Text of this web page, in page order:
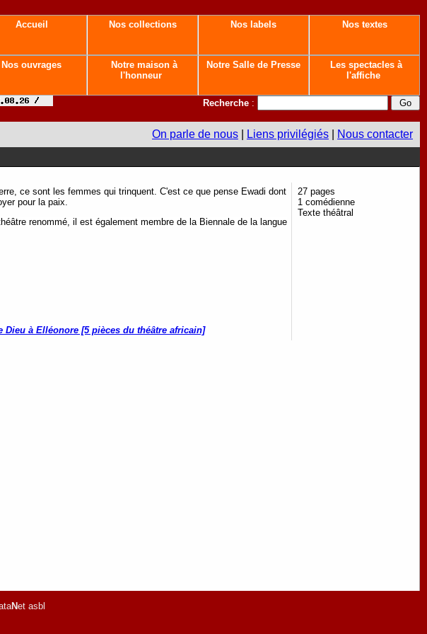
Accueil Nos collections Nos labels Nos textes
Nos ouvrages
Notre maison à
l'honneur
Notre Salle de Presse
Les spectacles à
l'affiche
Recherche :
On parle de nous Liens privilégiés Nous contacter
ce sont les femmes qui trinquent. C'est ce que pense Ewadi dont
pour la paix.
renommé, il est également membre de la Biennale de la langue
Dieu à Elléonore [5 pièces du théâtre africain]
27 pages
1 comédienne
Texte théâtral
Net asbl